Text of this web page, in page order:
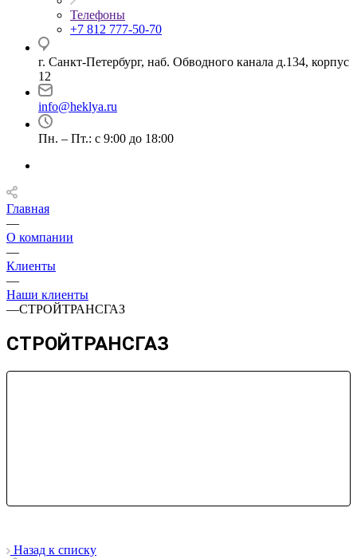
Телефоны
+7 812 777-50-70
г. Санкт-Петербург, наб. Обводного канала д.134, корпус
12
info@heklya.ru
Пн. – Пт.: с 9:00 до 18:00
Главная
—
О компании
—
Клиенты
—
Наши клиенты
—СТРОЙТРАНСГАЗ
СТРОЙТРАНСГАЗ
Назад к списку